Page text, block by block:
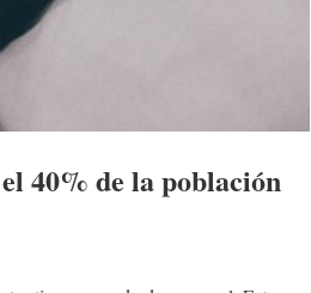
40% de la población